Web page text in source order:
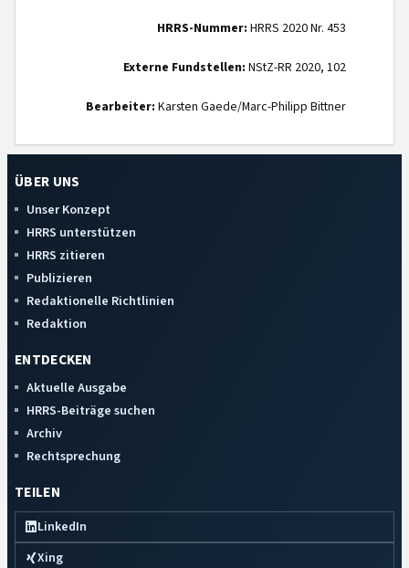
HRRS-Nummer: HRRS 2020 Nr. 453
Externe Fundstellen: NStZ-RR 2020, 102
Bearbeiter: Karsten Gaede/Marc-Philipp Bittner
ÜBER UNS
Unser Konzept
HRRS unterstützen
HRRS zitieren
Publizieren
Redaktionelle Richtlinien
Redaktion
ENTDECKEN
Aktuelle Ausgabe
HRRS-Beiträge suchen
Archiv
Rechtsprechung
TEILEN
LinkedIn
Xing